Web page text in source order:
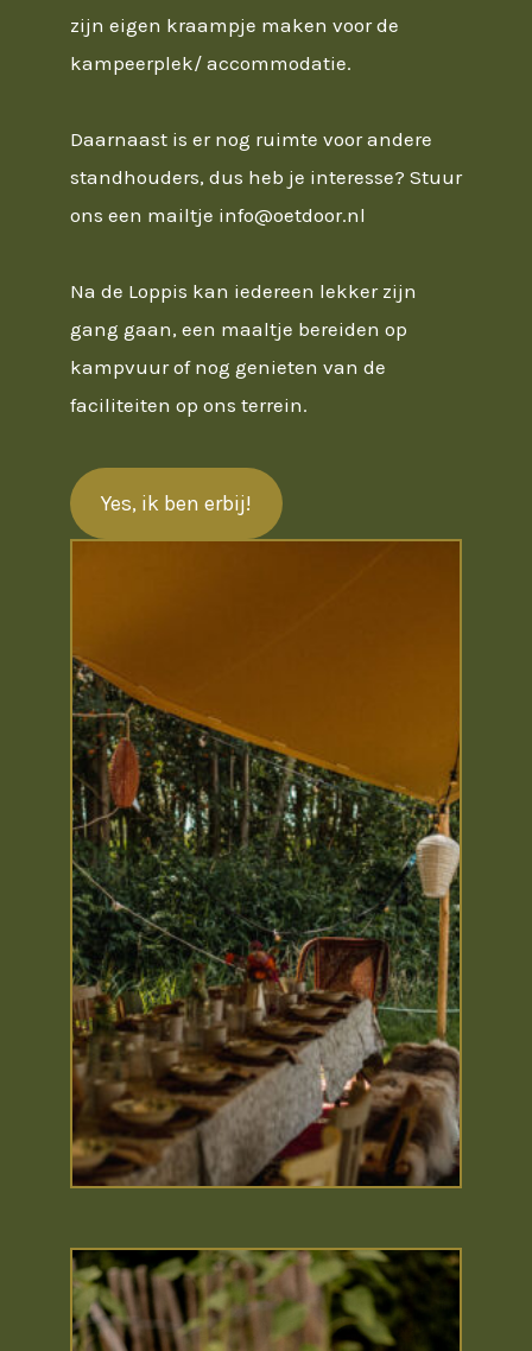
zijn eigen kraampje maken voor de
kampeerplek/ accommodatie.
Daarnaast is er nog ruimte voor andere
standhouders, dus heb je interesse? Stuur
ons een mailtje info@oetdoor.nl
Na de Loppis kan iedereen lekker zijn
gang gaan, een maaltje bereiden op
kampvuur of nog genieten van de
faciliteiten op ons terrein.
Yes, ik ben erbij!